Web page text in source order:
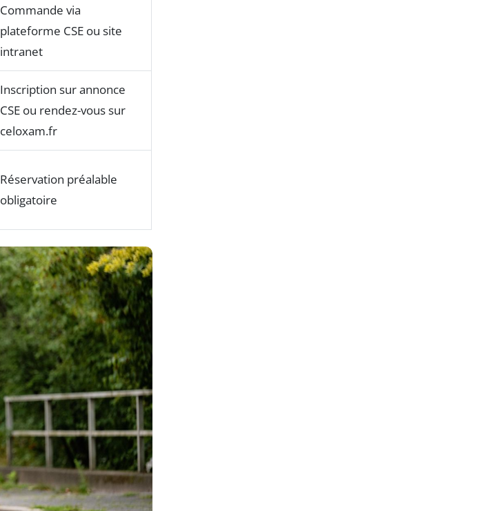
Commande via
plateforme CSE ou site
intranet
Inscription sur annonce
CSE ou rendez-vous sur
celoxam.fr
Réservation préalable
obligatoire